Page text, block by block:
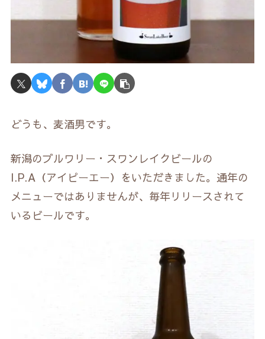
どうも、麦酒男です。
新潟のブルワリー・スワンレイクビールの
I.P.A（アイピーエー）をいただきました。通年の
メニューではありませんが、毎年リリースされて
いるビールです。